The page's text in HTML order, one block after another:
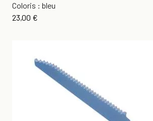
Coloris : bleu
Prix
23,00 €